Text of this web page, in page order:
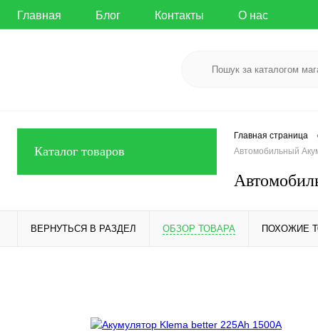
Главная Блог Контакты О нас
Каталог товаров
Главная страница
Автомобильный
ВЕРНУТЬСЯ В РАЗДЕЛ ОБЗОР ТОВАРА ПОХОЖИЕ